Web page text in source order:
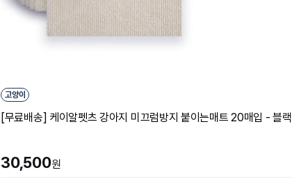
고양이
[무료배송] 케이알펫츠 강아지 미끄럼방지 붙이는매트 20매입 - 블랙
30,500원